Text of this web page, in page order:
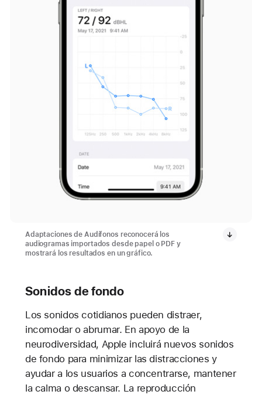
Adaptaciones de Audífonos reconocerá los
audiogramas importados desde papel o PDF y
mostrará los resultados en un gráfico.
Sonidos de fondo
Los sonidos cotidianos pueden distraer,
incomodar o abrumar. En apoyo de la
neurodiversidad, Apple incluirá nuevos sonidos
de fondo para minimizar las distracciones y
ayudar a los usuarios a concentrarse, mantener
la calma o descansar. La reproducción